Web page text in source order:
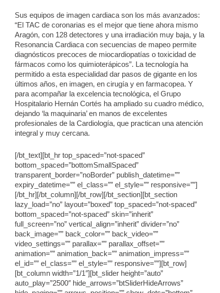
Sus equipos de imagen cardiaca son los más avanzados:
“El TAC de coronarias es el mejor que tiene ahora mismo
Aragón, con 128 detectores y una irradiación muy baja, y la
Resonancia Cardiaca con secuencias de mapeo permite
diagnósticos precoces de miocardiopatías o toxicidad de
fármacos como los quimioterápicos”. La tecnología ha
permitido a esta especialidad dar pasos de gigante en los
últimos años, en imagen, en cirugía y en farmacopea. Y
para acompañar la excelencia tecnológica, el Grupo
Hospitalario Hernán Cortés ha ampliado su cuadro médico,
dejando ‘la maquinaria’ en manos de excelentes
profesionales de la Cardiología, que practican una atención
integral y muy cercana.
[/bt_text][bt_hr top_spaced=”not-spaced”
bottom_spaced=”bottomSmallSpaced”
transparent_border=”noBorder” publish_datetime=””
expiry_datetime=”” el_class=”” el_style=”” responsive=””]
[/bt_hr][/bt_column][/bt_row][/bt_section][bt_section
lazy_load=”no” layout=”boxed” top_spaced=”not-spaced”
bottom_spaced=”not-spaced” skin=”inherit”
full_screen=”no” vertical_align=”inherit” divider=”no”
back_image=”” back_color=”” back_video=””
video_settings=”” parallax=”” parallax_offset=””
animation=”” animation_back=”” animation_impress=””
el_id=”” el_class=”” el_style=”” responsive=””][bt_row]
[bt_column width=”1/1″][bt_slider height=”auto”
auto_play=”2500″ hide_arrows=”btSliderHideArrows”